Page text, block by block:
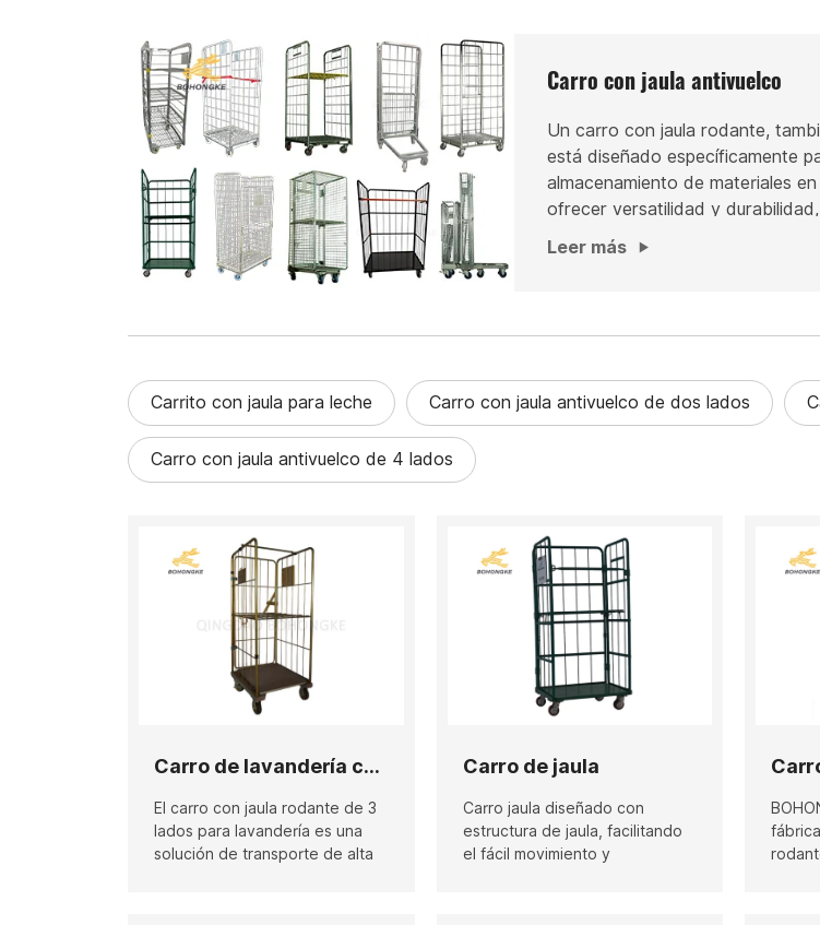
Carro con jaula antivuelco
Un carro con jaula rodante,
está diseñado específicamente
almacenamiento de materiales
ofrecer versatilidad y
ofrecen una solución eficiente
el inventario y optimizar el
seguridad y una forma más
Leer más
Carrito con jaula para leche Carro con jaula antivuelco de dos lados
Carro con jaula antivuelco de 4 lados
Carro de lavandería con jaula antivuelco de 3 lados
El carro con jaula rodante de 3
lados para lavandería es una
solución de transporte de alta
Carro de jaula
Carro jaula diseñado con
estructura de jaula, facilitando
el fácil movimiento y